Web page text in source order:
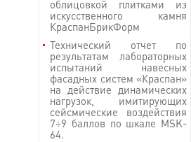
облицовкой плитками из
искусственного камня
КраспанБрикФорм
Технический отчет по
результатам лабораторных
испытаний навесных
фасадных систем «Краспан»
на действие динамических
нагрузок, имитирующих
сейсмические воздействия
7÷9 баллов по шкале MSK-
64.